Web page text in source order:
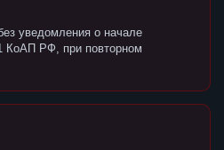
уведомления о начале
КоАП РФ, при повторном